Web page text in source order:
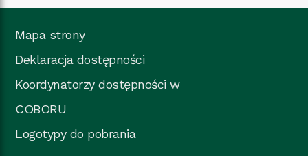
Mapa strony
Deklaracja dostępności
Koordynatorzy dostępności w
COBORU
Logotypy do pobrania